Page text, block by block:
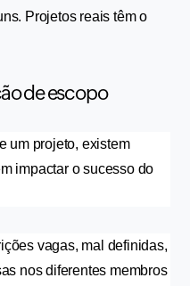
Projetos reais têm o
de escopo
um projeto, existem
impactar o sucesso do
vagas, mal definidas,
nos diferentes membros